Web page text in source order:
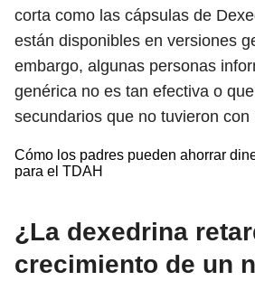
corta como las cápsulas de
están disponibles en versiones
embargo, algunas personas
genérica no es tan efectiva o
secundarios que no tuvieron con
Cómo los padres pueden ahorrar
para el TDAH
¿La dexedrina
crecimiento de un